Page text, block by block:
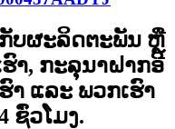
ບຜະລິດຕະພັນ ຫຼື
າ, ກະລຸນາຝາກອີ
າ ແລະ ພວກເຮົາ
ຊົ່ວໂມງ.